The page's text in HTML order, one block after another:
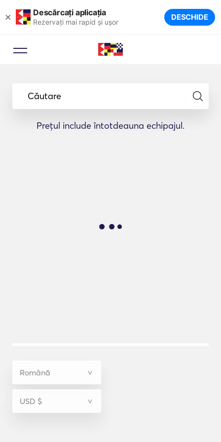
× Descărcați aplicația
Rezervați mai rapid și ușor DESCHIDE
Căutare
Prețul include întotdeauna echipajul.